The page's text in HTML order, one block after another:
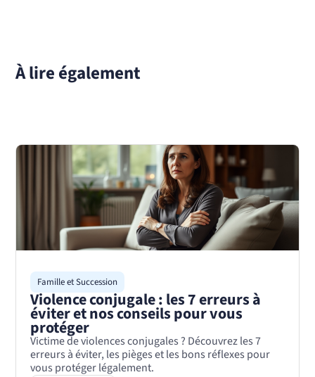
À lire également
Famille et Succession
Violence conjugale : les 7 erreurs à
éviter et nos conseils pour vous
protéger
Victime de violences conjugales ? Découvrez les 7
erreurs à éviter, les pièges et les bons réflexes pour
vous protéger légalement.